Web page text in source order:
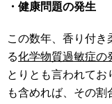
・健康問題の発生
この数年、香り付き
る化学物質過敏症の
とりとも言われてお
も含めれば、その割